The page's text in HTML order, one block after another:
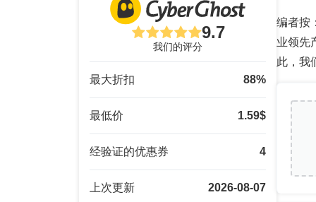
9.7
我们的评分
最大折扣 88%
最低价 1.59$
经验证的优惠券 4
上次更新 2026-08-07
编者按
业领先
此，我